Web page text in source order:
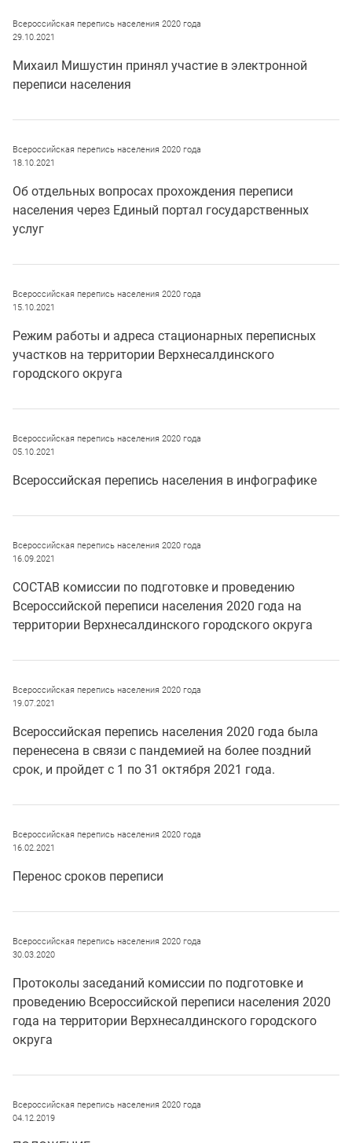
Всероссийская перепись населения 2020 года
29.10.2021
Михаил Мишустин принял участие в электронной
переписи населения
Всероссийская перепись населения 2020 года
18.10.2021
Об отдельных вопросах прохождения переписи
населения через Единый портал государственных
услуг
Всероссийская перепись населения 2020 года
15.10.2021
Режим работы и адреса стационарных переписных
участков на территории Верхнесалдинского
городского округа
Всероссийская перепись населения 2020 года
05.10.2021
Всероссийская перепись населения в инфографике
Всероссийская перепись населения 2020 года
16.09.2021
СОСТАВ комиссии по подготовке и проведению
Всероссийской переписи населения 2020 года на
территории Верхнесалдинского городского округа
Всероссийская перепись населения 2020 года
19.07.2021
Всероссийская перепись населения 2020 года была
перенесена в связи с пандемией на более поздний
срок, и пройдет с 1 по 31 октября 2021 года.
Всероссийская перепись населения 2020 года
16.02.2021
Перенос сроков переписи
Всероссийская перепись населения 2020 года
30.03.2020
Протоколы заседаний комиссии по подготовке и
проведению Всероссийской переписи населения 2020
года на территории Верхнесалдинского городского
округа
Всероссийская перепись населения 2020 года
04.12.2019